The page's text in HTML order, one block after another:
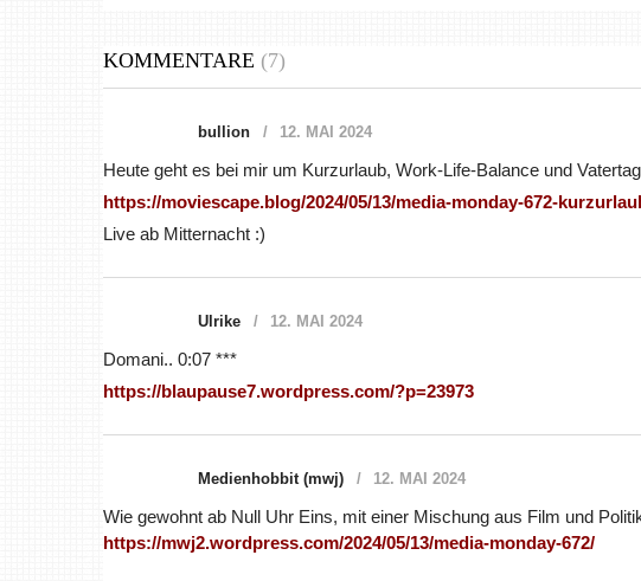
KOMMENTARE (7)
bullion 12. MAI 2024
Heute geht es bei mir um Kurzurlaub, Work-Life-Balance und
https://moviescape.blog/2024/05/13/media-monday-672-
Live ab Mitternacht :)
Ulrike 12. MAI 2024
Domani.. 0:07 ***
https://blaupause7.wordpress.com/?p=23973
Medienhobbit (mwj) 12. MAI 2024
Wie gewohnt ab Null Uhr Eins, mit einer Mischung aus Film und
https://mwj2.wordpress.com/2024/05/13/media-monday-672/